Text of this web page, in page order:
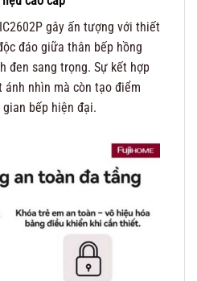
gây ấn tượng với thiết
đáo giữa thân bếp hồng
đen sang trọng. Sự kết hợp
ánh nhìn mà còn tạo điểm
bếp hiện đại.